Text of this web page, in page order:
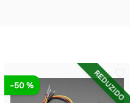
REDUZIDO
-50 %